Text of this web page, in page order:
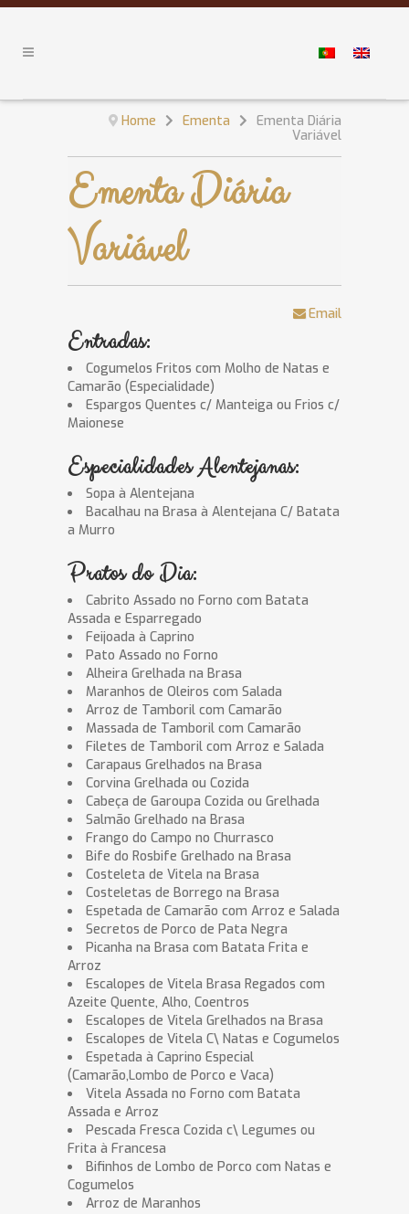
Home Ementa
Ementa Diária
Variável
Ementa Diária
Variável
Email
Entradas:
Cogumelos Fritos com Molho de Natas e
Camarão (Especialidade)
Espargos Quentes c/ Manteiga ou Frios c/
Maionese
Especialidades Alentejanas:
Sopa à Alentejana
Bacalhau na Brasa à Alentejana C/ Batata
a Murro
Pratos do Dia:
Cabrito Assado no Forno com Batata
Assada e Esparregado
Feijoada à Caprino
Pato Assado no Forno
Alheira Grelhada na Brasa
Maranhos de Oleiros com Salada
Arroz de Tamboril com Camarão
Massada de Tamboril com Camarão
Filetes de Tamboril com Arroz e Salada
Carapaus Grelhados na Brasa
Corvina Grelhada ou Cozida
Cabeça de Garoupa Cozida ou Grelhada
Salmão Grelhado na Brasa
Frango do Campo no Churrasco
Bife do Rosbife Grelhado na Brasa
Costeleta de Vitela na Brasa
Costeletas de Borrego na Brasa
Espetada de Camarão com Arroz e Salada
Secretos de Porco de Pata Negra
Picanha na Brasa com Batata Frita e
Arroz
Escalopes de Vitela Brasa Regados com
Azeite Quente, Alho, Coentros
Escalopes de Vitela Grelhados na Brasa
Escalopes de Vitela C\ Natas e Cogumelos
Espetada à Caprino Especial
(Camarão,Lombo de Porco e Vaca)
Vitela Assada no Forno com Batata
Assada e Arroz
Pescada Fresca Cozida c\ Legumes ou
Frita à Francesa
Bifinhos de Lombo de Porco com Natas e
Cogumelos
Arroz de Maranhos